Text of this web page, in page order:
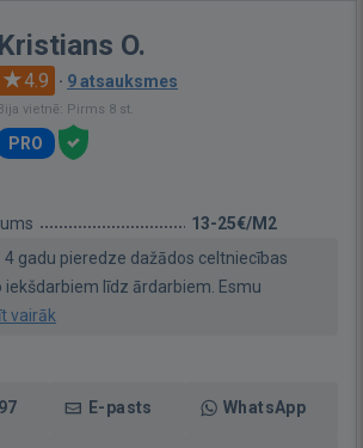
Kristians O.
4.9 · 9 atsauksmes
vietnē: Pirms 8 st.
PRO
13-25€/M2
4 gadu pieredze dažādos celtniecības
līdz ārdarbiem. Esmu
vairāk
E-pasts WhatsApp